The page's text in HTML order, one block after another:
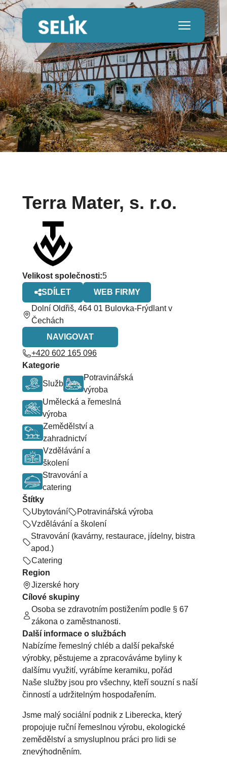
Jsme malý sociální podnik z Liberecka, který
propojuje ruční řemeslnou výrobu, ekologické
zemědělství a smysluplnou práci pro lidi se
znevýhodněním.
Terra Mater, s. r.o.
Velikost společnosti:5
SDÍLET
WEB FIRMY
Dolní Oldřiš, 464 01 Bulovka-Frýdlant v
Čechách
NAVIGOVAT
+420 602 165 096
Kategorie
Služby
Potravinářská
výroba
Umělecká a řemeslná
výroba
Zemědělství a
zahradnictví
Vzdělávání a
školení
Stravování a
catering
Štítky
Ubytování
Potravinářská výroba
Vzdělávání a školení
Stravování (kavárny, restaurace, jídelny, bistra
apod.)
Catering
Region
Jizerské hory
Cílové skupiny
Osoba se zdravotním postižením podle § 67
zákona o zaměstnanosti.
Další informace o službách
Nabízíme řemeslný chléb a další pekařské
výrobky, pěstujeme a zpracováváme byliny k
dalšímu využití, vyrábíme keramiku, pořád
Naše služby jsou pro všechny, kteří souzní s naší
činností a udržitelným hospodařením.